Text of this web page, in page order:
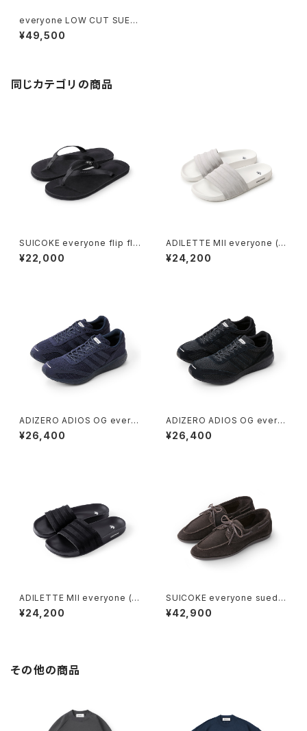
everyone LOW CUT SUED
E SNEAKERS by Erik Sched
in (NAVY)
¥49,500
同じカテゴリの商品
SUICOKE everyone flip flo
p (BLACK)
¥22,000
ADILETTE MII everyone (W
HITE)
¥24,200
ADIZERO ADIOS OG every
one (LEGEND INK)
¥26,400
ADIZERO ADIOS OG every
one (BLACK)
¥26,400
ADILETTE MII everyone (C
ORE BLACK)
¥24,200
SUICOKE everyone suede
deck shoes (D.BROWN)
¥42,900
その他の商品